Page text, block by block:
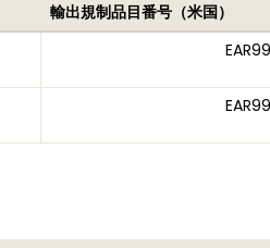
輸出規制品目番号（米国）
EAR99
EAR99